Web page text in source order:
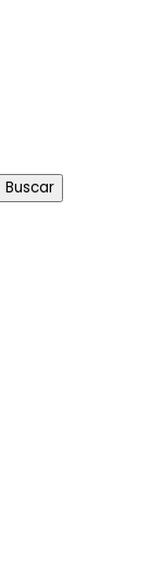
Buscar